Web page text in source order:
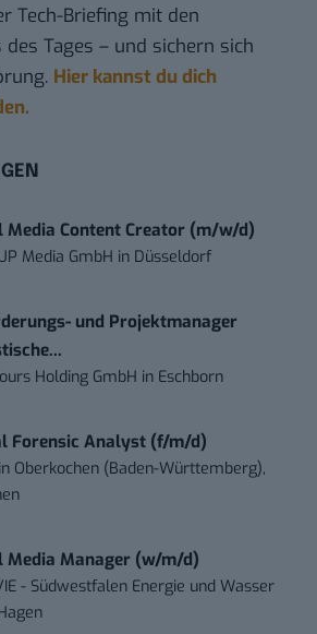
Tech-Briefing mit den
Tages – und sichern sich
Hier kannst du dich
Media Content Creator (m/w/d)
Media GmbH in Düsseldorf
und Projektmanager
Holding GmbH in Eschborn
Forensic Analyst (f/m/d)
in Oberkochen (Baden-Württemberg),
Media Manager (w/m/d)
- Südwestfalen Energie und Wasser